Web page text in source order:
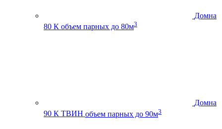
Домна
80 К объем парных до 80м3
Домна
90 К ТВИН объем парных до 90м3